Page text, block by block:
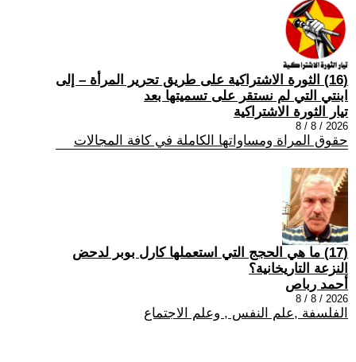
(16) الثورة الاشتراكية على طريق تحرير المرأة – إلى
ابنتي التي لم نستقر على تسميتها بعد
تيار الثورة الاشتراكية
2026 / 8 / 8
حقوق المراة ومساواتها الكاملة في كافة المجالات
(17) ما هي الحجج التي استعملها كارل بوبر لدحض
النزعة التاريخانية؟
أحمد رباص
2026 / 8 / 8
الفلسفة ,علم النفس , وعلم الاجتماع